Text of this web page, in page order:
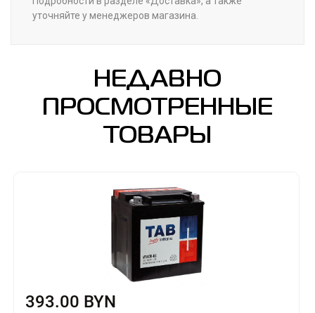
уточняйте у менеджеров магазина.
НЕДАВНО
ПРОСМОТРЕННЫЕ
ТОВАРЫ
393.00 BYN